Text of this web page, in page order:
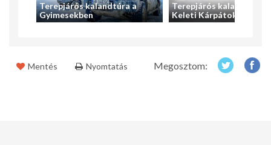
Terepjárós kalandtúra a
Gyimesekben
Terepjárós kalandtúra a
Keleti Kárpátokban
Mentés Nyomtatás Megosztom: